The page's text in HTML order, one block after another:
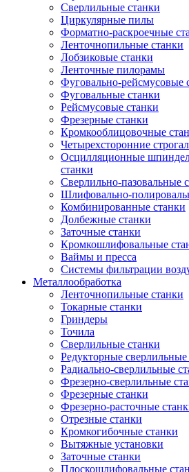
Сверлильные станки
Циркулярные пилы
Форматно-раскроечные
Ленточнопильные станки
Лобзиковые станки
Ленточные пилорамы
Фуговально-рейсмусовые
Фуговальные станки
Рейсмусовые станки
Фрезерные станки
Кромкооблицовочные
Четырехсторонние
Осцилляционные
станки
Сверлильно-пазовальные
Шлифовально-
Комбинированные станки
Долбежные станки
Заточные станки
Кромкошлифовальные
Ваймы и пресса
Системы фильтрации
Металлообработка
Ленточнопильные станки
Токарные станки
Гриндеры
Точила
Сверлильные станки
Редукторные сверлильные
Радиально-сверлильные
Фрезерно-сверлильные
Фрезерные станки
Фрезерно-расточные
Отрезные станки
Кромкогибочные станки
Вытяжные установки
Заточные станки
Плоскошлифовальные